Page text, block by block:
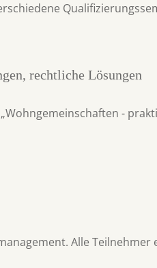
rechtliche Lösungen
-
Alle Teilnehmer